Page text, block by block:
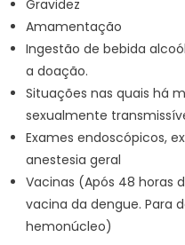
Gravidez
Amamentação
Ingestão de bebida
a doação.
Situações nas quais há
sexualmente
Exames endoscópicos,
anestesia geral
Vacinas (Após 48 horas
vacina da dengue. Para
hemonúcleo)